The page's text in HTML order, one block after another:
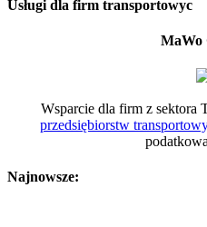
Usługi dla firm transportowyc
MaWo
Wsparcie dla firm z sektora
przedsiębiorstw
Najnowsze: